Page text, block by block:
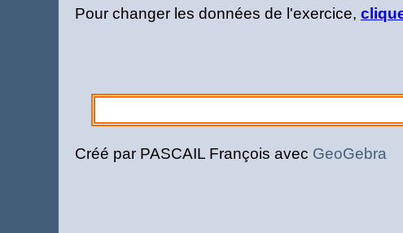
Pour changer les données de l'exercice,
Créé par PASCAIL François avec GeoGebra